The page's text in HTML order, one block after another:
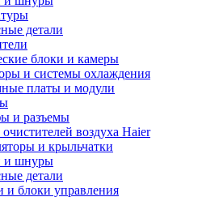
детали
блоки и камеры
и системы охлаждения
платы и модули
и разъемы
воздуха Haier
и крыльчатки
и шнуры
детали
и блоки управления